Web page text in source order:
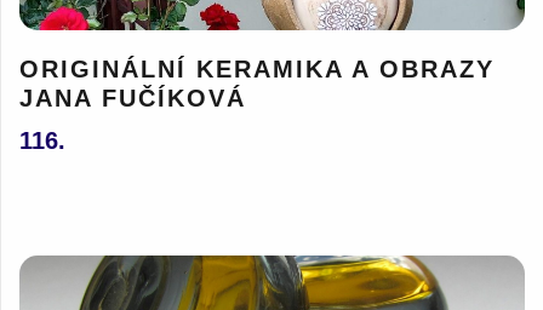
ORIGINÁLNÍ KERAMIKA A OBRAZY
JANA FUČÍKOVÁ
116.